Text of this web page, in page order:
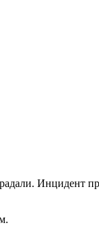
Инцидент